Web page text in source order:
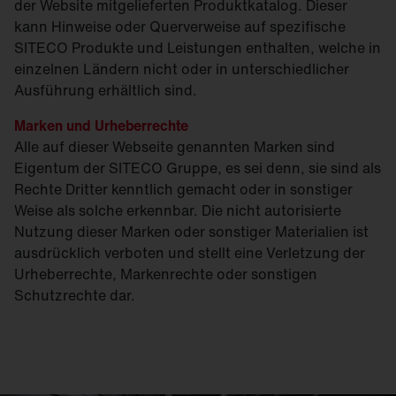
der Website mitgelieferten Produktkatalog. Dieser
kann Hinweise oder Querverweise auf spezifische
SITECO Produkte und Leistungen enthalten, welche in
einzelnen Ländern nicht oder in unterschiedlicher
Ausführung erhältlich sind.
Marken und Urheberrechte
Alle auf dieser Webseite genannten Marken sind
Eigentum der SITECO Gruppe, es sei denn, sie sind als
Rechte Dritter kenntlich gemacht oder in sonstiger
Weise als solche erkennbar. Die nicht autorisierte
Nutzung dieser Marken oder sonstiger Materialien ist
ausdrücklich verboten und stellt eine Verletzung der
Urheberrechte, Markenrechte oder sonstigen
Schutzrechte dar.